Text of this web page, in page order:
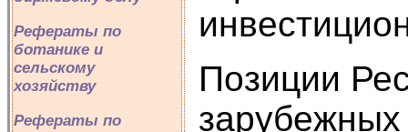
Рефераты по
ботанике и
сельскому
хозяйству
Рефераты по
Позиции
зарубежных